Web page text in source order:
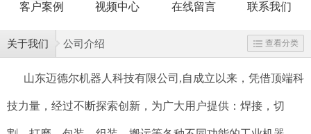
客户案例 视频中心 在线留言 联系我们
关于我们 公司介绍 查看分类
山东迈德尔机器人科技有限公司 ,自成立以来，凭借顶端科
技力量，经过不断探索创新，为广大用户提供：焊接，切